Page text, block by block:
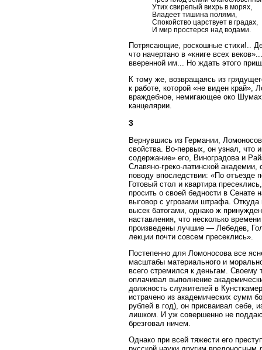
Утих свирепый вихрь в морях,
Владеет тишина полями,
Спокойство царствует в градах,
И мир простерся над водами.
Потрясающие, роскошные стихи!..
что начертано в «книге всех
вверенной им... Но ждать этого
К тому же, возвращаясь из
к работе, которой «не виден
враждебное, немигающее око
канцелярии.
3
Вернувшись из Германии,
свойства. Во-первых, он узнал, что
содержание» его, Виноградова и
Славяно-греко-латинской
поводу впоследствии: «По отъезде
Готовый стол и квартира
просить о своей бедности в Сенате
выговор с угрозами штрафа.
высек батогами, однако ж
наставления, что несколько
произведены лучшие — Лебедев,
лекции почти совсем пресеклись».
Постепенно для Ломоносова все
масштабы материального и
всего стремился к деньгам. Своему
оплачивал выполнение
должность служителей в
истрачено из академических сумм
рублей в год), он присваивал себе,
лишком. И уж совершенно не
брезговал ничем.
Однако при всей тяжести его